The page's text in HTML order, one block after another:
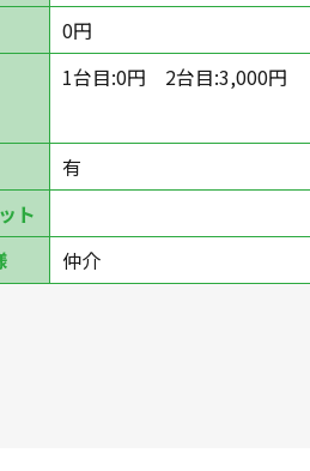
0円
1台目:0円 2台目:3,000円
有
ト
仲介